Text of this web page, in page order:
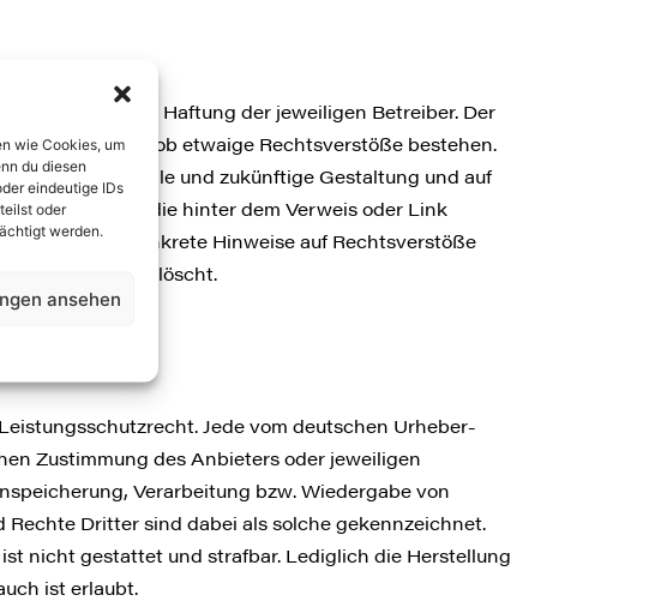
wie Cookies, um
du diesen
eindeutige IDs
oder
werden.
ansehen
unterliegen der Haftung der jeweiligen Betreiber. Der
überprüft, ob etwaige Rechtsverstöße bestehen.
auf die aktuelle und zukünftige Gestaltung und auf
der Anbieter die hinter dem Verweis oder Link
ohne konkrete Hinweise auf Rechtsverstöße
unverzüglich gelöscht.
Jede vom deutschen Urheber-
Zustimmung des Anbieters oder jeweiligen
Verarbeitung bzw. Wiedergabe von
Dritter sind dabei als solche gekennzeichnet.
nicht gestattet und strafbar. Lediglich die Herstellung
ist erlaubt.